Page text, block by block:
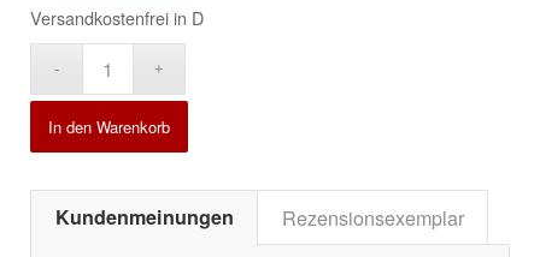
Versandkostenfrei in D
In den Warenkorb
Kundenmeinungen Rezensionsexemplar